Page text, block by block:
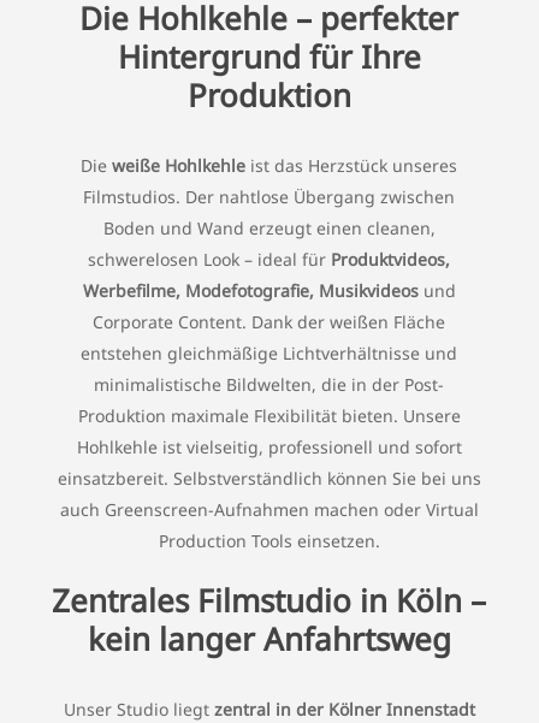
Die Hohlkehle – perfekter
Hintergrund für Ihre
Produktion
Dieweiße Hohlkehle ist das Herzstück unseres
Filmstudios. Der nahtlose Übergang zwischen
Boden und Wand erzeugt einen cleanen,
schwerelosen Look – ideal für Produktvideos,
Werbefilme, Modefotografie, Musikvideosund
Corporate Content. Dank der weißen Fläche
entstehen gleichmäßige Lichtverhältnisse und
minimalistische Bildwelten, die in der Post-
Produktion maximale Flexibilität bieten. Unsere
Hohlkehle ist vielseitig, professionell und sofort
einsatzbereit. Selbstverständlich können Sie bei uns
auch Greenscreen-Aufnahmen machen oder Virtual
Production Tools einsetzen.
Zentrales Filmstudio in Köln –
kein langer Anfahrtsweg
Unser Studio liegt zentral in der Kölner Innenstadt